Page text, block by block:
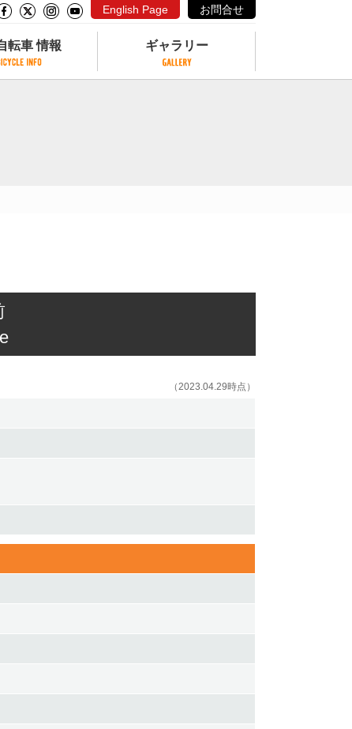
English Page お問合せ
転車 情報 ギャラリー
（2023.04.29時点）